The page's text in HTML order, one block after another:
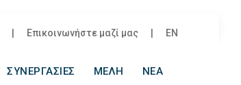
| Επικοινωνήστε μαζί μας | EN
ΣΥΝΕΡΓΑΣΙΕΣ ΜΕΛΗ ΝΕΑ